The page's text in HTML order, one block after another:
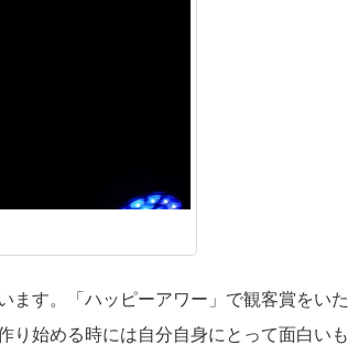
ます。「ハッピーアワー」で観客賞をいた
り始める時には自分自身にとって面白いも